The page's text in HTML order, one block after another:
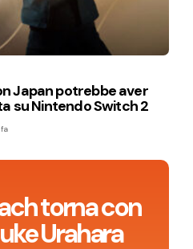
torna con
Urahara
Japan potrebbe aver
su Nintendo Switch 2